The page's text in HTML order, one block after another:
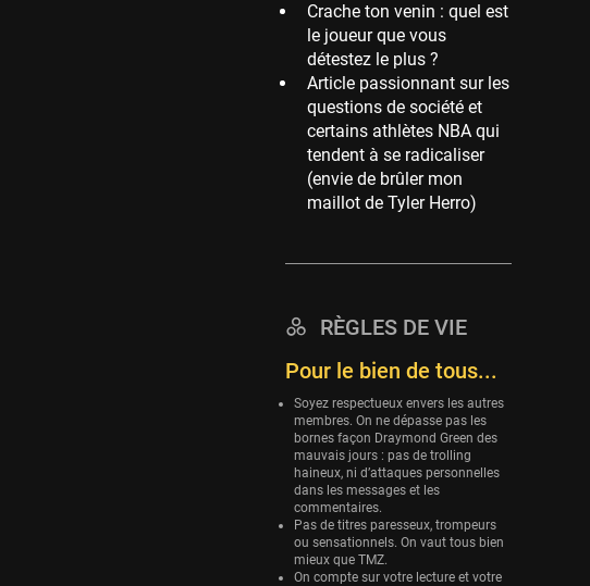
Euroleague
34 sessions
Charlotte Hornets
32 sessions
Houston Rockets
31 sessions
Washington Wizards
Portland Trail Blazers
Eurobasket
25 sessions
Brooklyn Nets
24 sessions
Sacramento Kings
24 sessions
Utah Jazz
Crache ton venin : quel est
le joueur que vous
détestez le plus ?
Article passionnant sur les
questions de société et
certains athlètes NBA qui
tendent à se radicaliser
(envie de brûler mon
maillot de Tyler Herro)
RÈGLES DE VIE
Pour le bien de tous...
Soyez respectueux envers les autres
membres. On ne dépasse pas les
bornes façon Draymond Green des
mauvais jours : pas de trolling
haineux, ni d’attaques personnelles
dans les messages et les
commentaires.
Pas de titres paresseux, trompeurs
ou sensationnels. On vaut tous bien
mieux que TMZ.
On compte sur votre lecture et votre